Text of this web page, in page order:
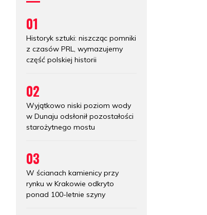
01
Historyk sztuki: niszcząc pomniki
z czasów PRL, wymazujemy
część polskiej historii
02
Wyjątkowo niski poziom wody
w Dunaju odsłonił pozostałości
starożytnego mostu
03
W ścianach kamienicy przy
rynku w Krakowie odkryto
ponad 100-letnie szyny